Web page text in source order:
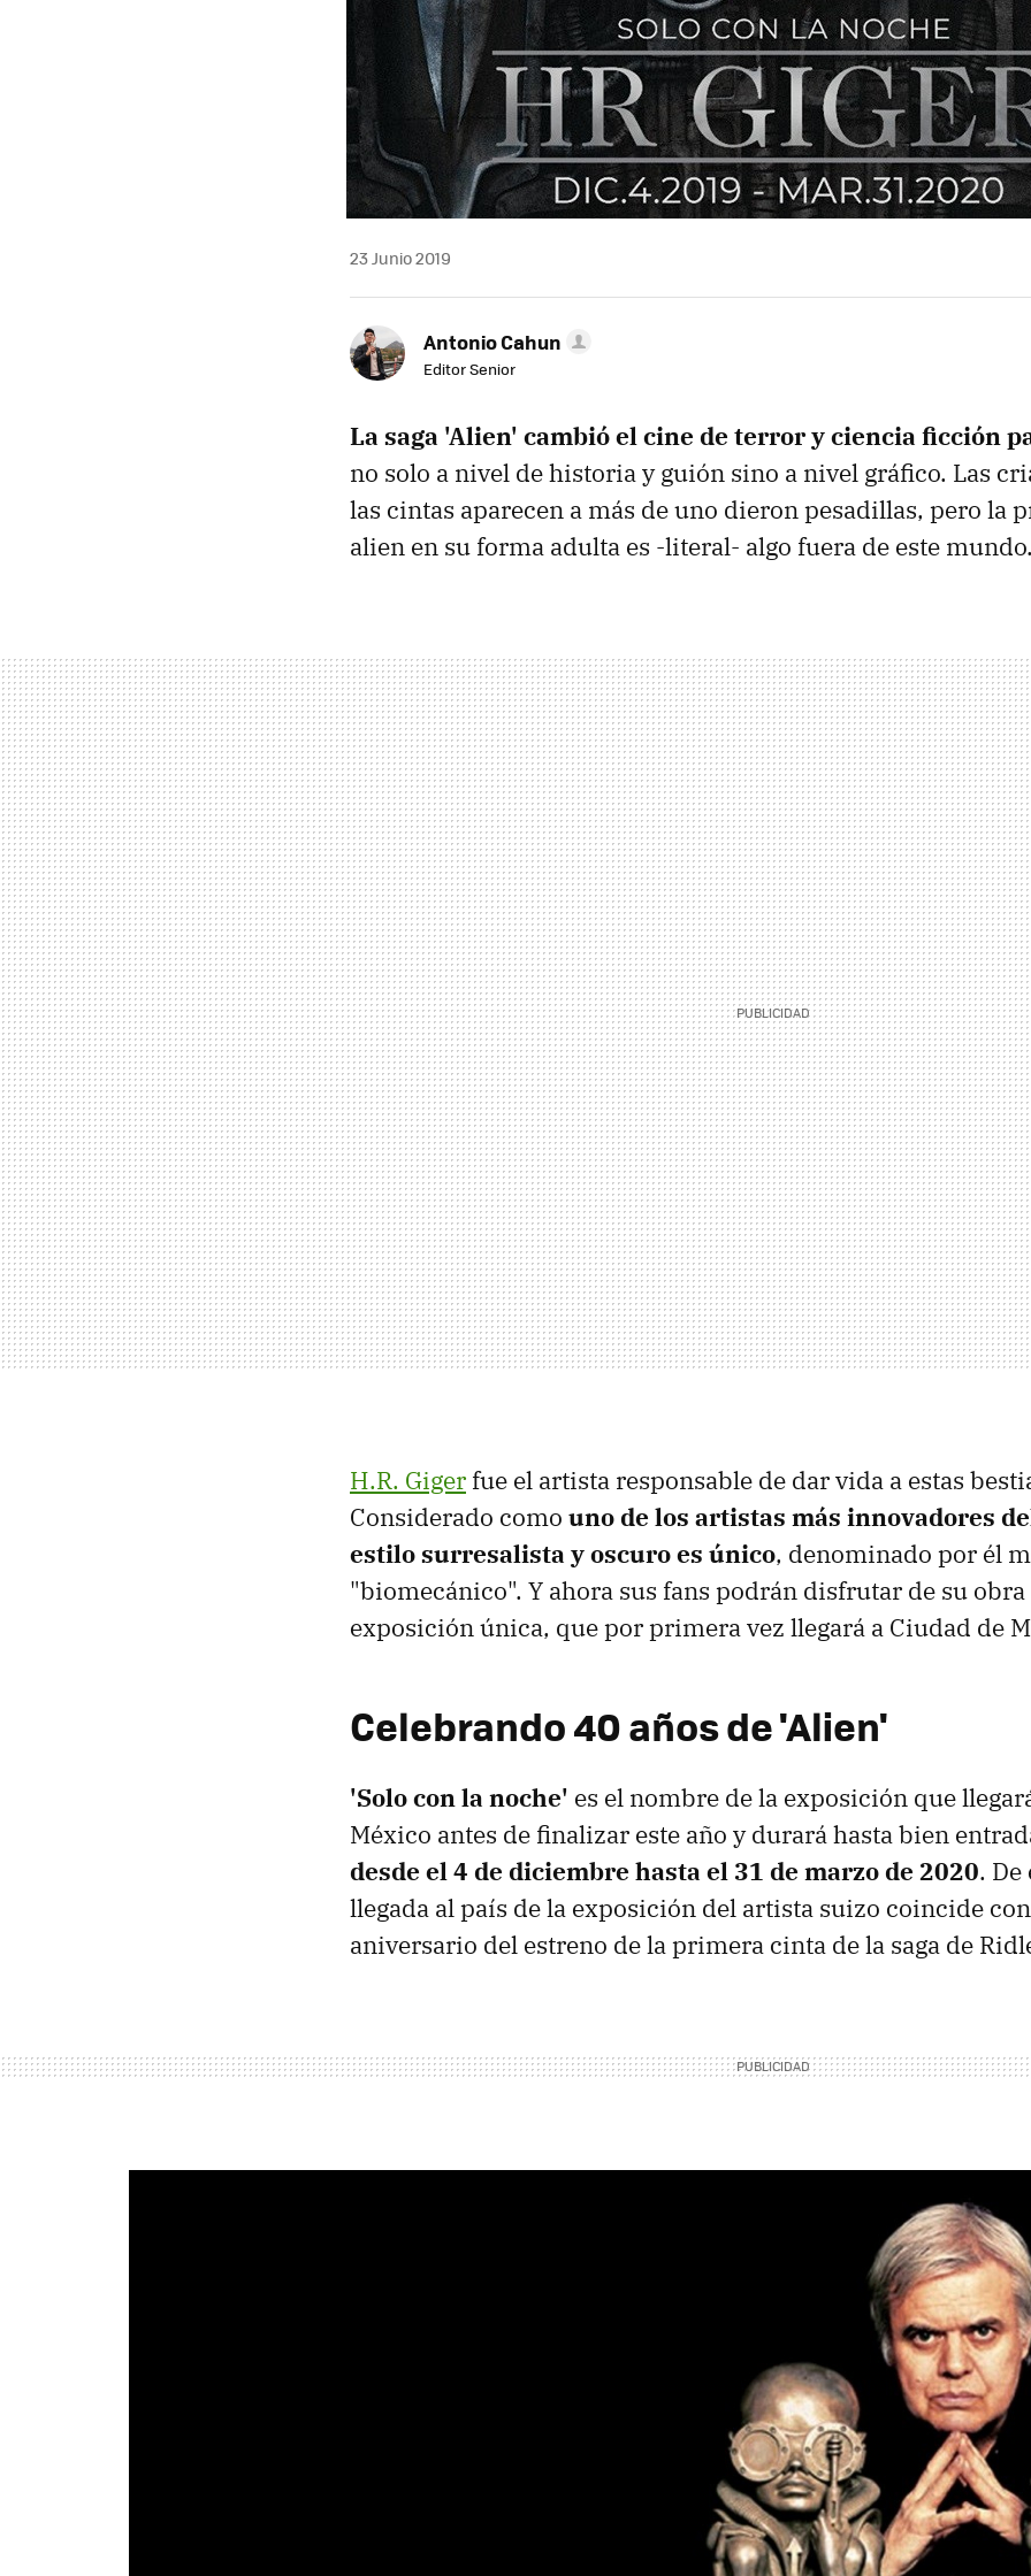
23 Junio 2019
Antonio Cahun
Editor Senior
La saga 'Alien' cambió el cine de terror y ciencia ficción
no solo a nivel de historia y guión sino a nivel gráfico. Las
las cintas aparecen a más de uno dieron pesadillas, pero la
alien en su forma adulta es -literal- algo fuera de este
H.R. Giger fue el artista responsable de dar vida a estas
Considerado como uno de los artistas más innovadores
estilo surresalista y oscuro es único, denominado por él
"biomecánico". Y ahora sus fans podrán disfrutar de su obra
exposición única, que por primera vez llegará a Ciudad de
Celebrando 40 años de 'Alien'
'Solo con la noche' es el nombre de la exposición que
México antes de finalizar este año y durará hasta bien
desde el 4 de diciembre hasta el 31 de marzo de 2020. De
llegada al país de la exposición del artista suizo coincide
aniversario del estreno de la primera cinta de la saga de